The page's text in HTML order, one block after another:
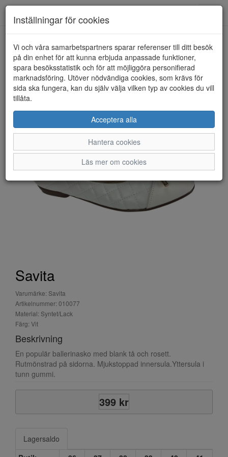
HEM SAVITA
Savita
Varumärke: Savita
Artikelnummer: 010077
Material: Syntet/Lack
Färg: Vit
Beskrivning
En populär ballerinasko med blank tå och rosett.
Rutmönstrad på sidorna. Mjukstoppad innersula.Yttersula i
tunn gummi.
399 kr
Lagersaldo
Inställningar för cookies
Vi och våra samarbetspartners sparar referenser till ditt besök
på din enhet för att kunna erbjuda anpassade funktioner,
spara besöksstatistik och för att möjliggöra personifierad
marknadsföring. Utöver nödvändiga cookies, som krävs för
sida ska fungera, kan du själv välja vilken typ av cookies du vill
tillåta.
Acceptera alla
Hantera cookies
Läs mer om cookies